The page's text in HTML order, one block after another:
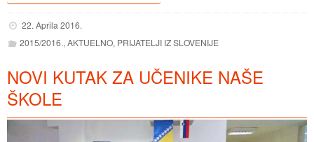
22. Aprila 2016.
2015/2016., AKTUELNO, PRIJATELJI IZ SLOVENIJE
NOVI KUTAK ZA UČENIKE NAŠE
ŠKOLE